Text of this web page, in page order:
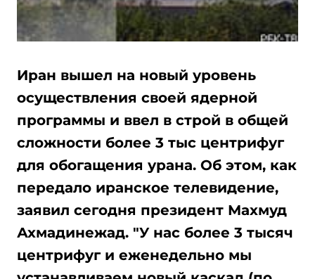
Иран вышел на новый уровень
осуществления своей ядерной
программы и ввел в строй в общей
сложности более 3 тыс центрифуг
для обогащения урана. Об этом, как
передало иранское телевидение,
заявил сегодня президент Махмуд
Ахмадинежад. "У нас более 3 тысяч
центрифуг и еженедельно мы